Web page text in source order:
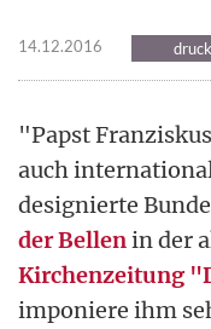
14.12.2016
"Papst
auch
designierte
der Bellenin der
Kirchenzeitung
imponiere ihm